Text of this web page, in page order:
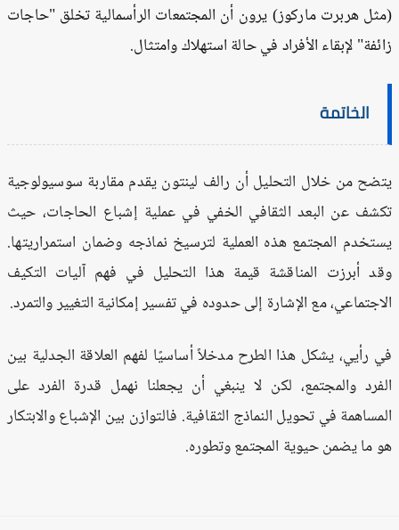
هربرت ماركوز) يرون أن المجتمعات الرأسمالية تخلق "حاجات
لإبقاء الأفراد في حالة استهلاك وامتثال.
الخاتمة
من خلال التحليل أن رالف لينتون يقدم مقاربة سوسيولوجية
عن البعد الثقافي الخفي في عملية إشباع الحاجات، حيث
المجتمع هذه العملية لترسيخ نماذجه وضمان استمراريتها.
أبرزت المناقشة قيمة هذا التحليل في فهم آليات التكيف
مع الإشارة إلى حدوده في تفسير إمكانية التغيير والتمرد.
رأيي، يشكل هذا الطرح مدخلاً أساسيًا لفهم العلاقة الجدلية بين
والمجتمع، لكن لا ينبغي أن يجعلنا نهمل قدرة الفرد على
في تحويل النماذج الثقافية. فالتوازن بين الإشباع والابتكار
ما يضمن حيوية المجتمع وتطوره.